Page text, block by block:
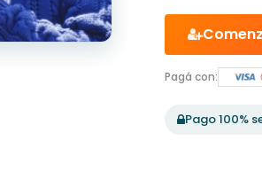
Pagá con:
Pago 100%